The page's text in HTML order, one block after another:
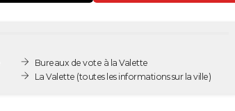
Bureaux de vote à la Valette
La Valette (toutes les informations sur la ville)